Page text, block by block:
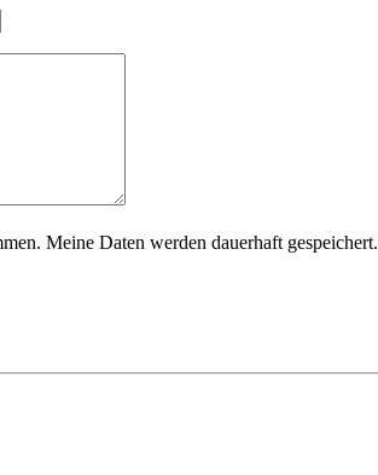
Meine Daten werden dauerhaft gespeichert.